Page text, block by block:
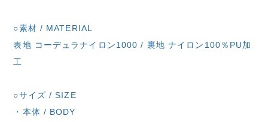
○素材 / MATERIAL
表地 コーデュラナイロン1000 / 裏地 ナイロン100％PU加
工
○サイズ / SIZE
・本体 / BODY